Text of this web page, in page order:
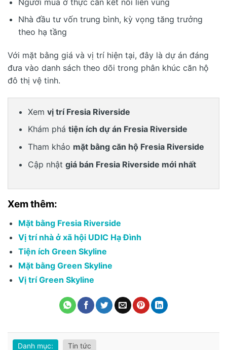
Nhà đầu tư vốn trung bình, kỳ vọng tăng trưởng
theo hạ tầng
Với mặt bằng giá và vị trí hiện tại, đây là dự án đáng
đưa vào danh sách theo dõi trong phân khúc căn hộ
đô thị vệ tinh.
Xem vị trí Fresia Riverside
Khám phá tiện ích dự án Fresia Riverside
Tham khảo mặt bằng căn hộ Fresia Riverside
Cập nhật giá bán Fresia Riverside mới nhất
Xem thêm:
Mặt bằng Fresia Riverside
Vị trí nhà ở xã hội UDIC Hạ Đình
Tiện ích Green Skyline
Mặt bằng Green Skyline
Vị trí Green Skyline
Danh mục: Tin tức